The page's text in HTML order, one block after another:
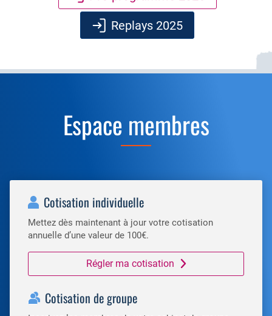
Replays 2025
Espace membres
Cotisation individuelle
Mettez dès maintenant à jour votre cotisation
annuelle d’une valeur de 100€.
Régler ma cotisation
Cotisation de groupe